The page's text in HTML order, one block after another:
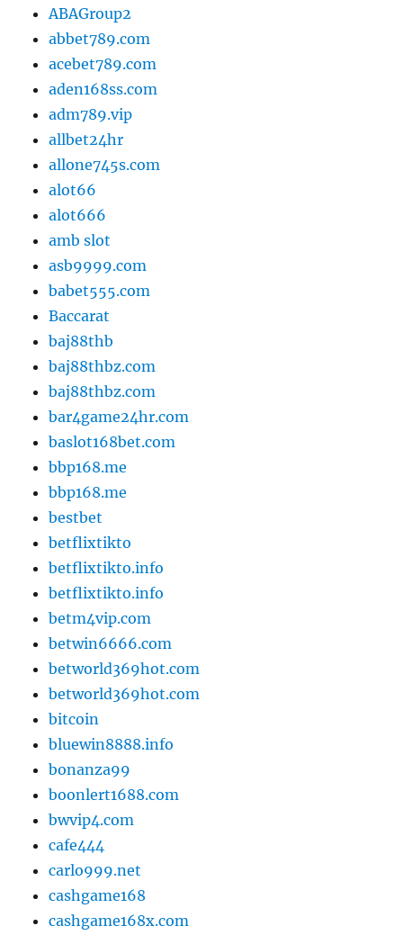
ABAGroup2
abbet789.com
acebet789.com
aden168ss.com
adm789.vip
allbet24hr
allone745s.com
alot66
alot666
amb slot
asb9999.com
babet555.com
Baccarat
baj88thb
baj88thbz.com
baj88thbz.com
bar4game24hr.com
baslot168bet.com
bbp168.me
bbp168.me
bestbet
betflixtikto
betflixtikto.info
betflixtikto.info
betm4vip.com
betwin6666.com
betworld369hot.com
betworld369hot.com
bitcoin
bluewin8888.info
bonanza99
boonlert1688.com
bwvip4.com
cafe444
carlo999.net
cashgame168
cashgame168x.com